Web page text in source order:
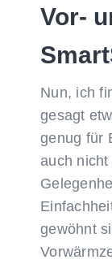
Vor-
Nun, ich
gesagt
genug für
auch
gewöhnt